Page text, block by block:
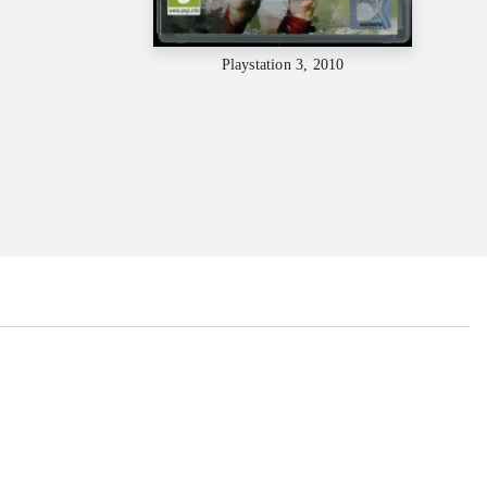
Playstation 3, 2010